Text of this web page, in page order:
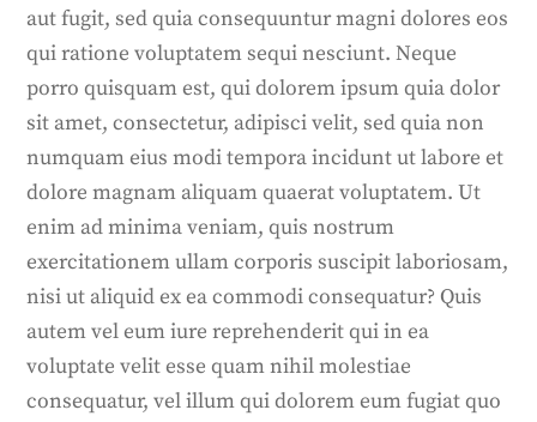
aut fugit, sed quia consequuntur magni dolores eos
qui ratione voluptatem sequi nesciunt. Neque
porro quisquam est, qui dolorem ipsum quia dolor
sit amet, consectetur, adipisci velit, sed quia non
numquam eius modi tempora incidunt ut labore et
dolore magnam aliquam quaerat voluptatem. Ut
enim ad minima veniam, quis nostrum
exercitationem ullam corporis suscipit laboriosam,
nisi ut aliquid ex ea commodi consequatur? Quis
autem vel eum iure reprehenderit qui in ea
voluptate velit esse quam nihil molestiae
consequatur, vel illum qui dolorem eum fugiat quo